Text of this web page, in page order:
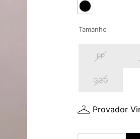
Tamanho
PP
GGG
Provador